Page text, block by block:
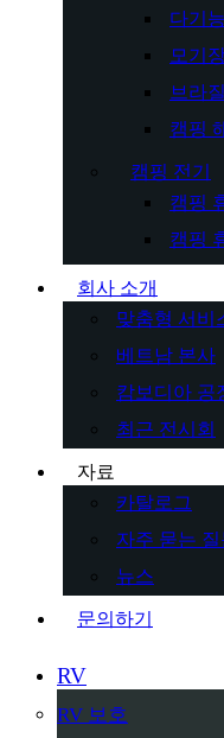
다기
모기
브라
캠핑
캠핑 전기
캠핑
캠핑
회사 소개
맞춤형 서비
베트남 본사
캄보디아 공
최근 전시회
자료
카탈로그
자주 묻는 질
뉴스
문의하기
RV
RV 보호